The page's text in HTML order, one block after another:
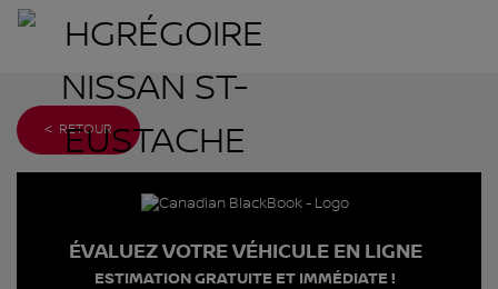
< RETOUR
ÉVALUEZ VOTRE VÉHICULE EN LIGNE
ESTIMATION GRATUITE ET IMMÉDIATE !